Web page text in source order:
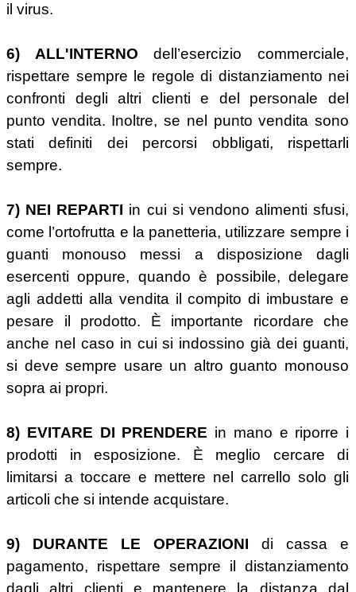
il virus.
6) ALL'INTERNO dell’esercizio commerciale,
rispettare sempre le regole di distanziamento nei
confronti degli altri clienti e del personale del
punto vendita. Inoltre, se nel punto vendita sono
stati definiti dei percorsi obbligati, rispettarli
sempre.
7) NEI REPARTI in cui si vendono alimenti sfusi,
come l’ortofrutta e la panetteria, utilizzare sempre i
guanti monouso messi a disposizione dagli
esercenti oppure, quando è possibile, delegare
agli addetti alla vendita il compito di imbustare e
pesare il prodotto. È importante ricordare che
anche nel caso in cui si indossino già dei guanti,
si deve sempre usare un altro guanto monouso
sopra ai propri.
8) EVITARE DI PRENDERE in mano e riporre i
prodotti in esposizione. È meglio cercare di
limitarsi a toccare e mettere nel carrello solo gli
articoli che si intende acquistare.
9) DURANTE LE OPERAZIONI di cassa e
pagamento, rispettare sempre il distanziamento
dagli altri clienti e mantenere la distanza dal